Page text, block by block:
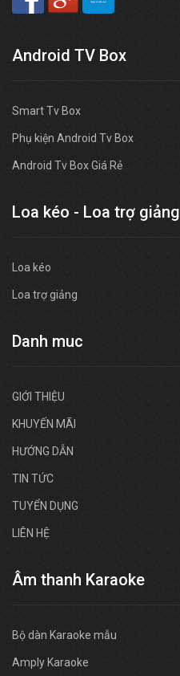
Android TV Box
Smart Tv Box
Phụ kiện Android Tv Box
Android Tv Box Giá Rẻ
Loa kéo - Loa trợ giảng
Loa kéo
Loa trợ giảng
Danh muc
GIỚI THIỆU
KHUYẾN MÃI
HƯỚNG DẪN
TIN TỨC
TUYỂN DỤNG
LIÊN HỆ
Âm thanh Karaoke
Bộ dàn Karaoke mẫu
Amply Karaoke